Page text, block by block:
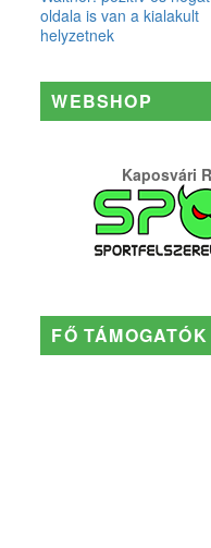
oldala is van a kialakult
helyzetnek
WEBSHOP
Kaposvári
FŐ TÁMOGATÓK